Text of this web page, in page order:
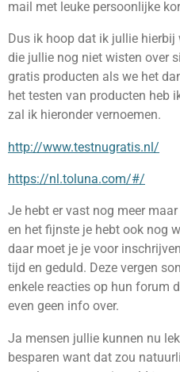
mail met leuke persoonlijke
Dus ik hoop dat ik jullie
die jullie nog niet wisten over
gratis producten als we het
het testen van producten heb
zal ik hieronder vernoemen.
http://www.testnugratis.nl/
https://nl.toluna.com/#/
Je hebt er vast nog meer
en het fijnste je hebt ook nog
daar moet je je voor
tijd en geduld. Deze vergen
enkele reacties op hun forum
even geen info over.
Ja mensen jullie kunnen nu
besparen want dat zou